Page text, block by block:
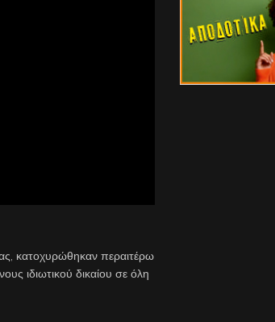
κατοχυρώθηκαν περαιτέρω
ιδιωτικού δικαίου σε όλη